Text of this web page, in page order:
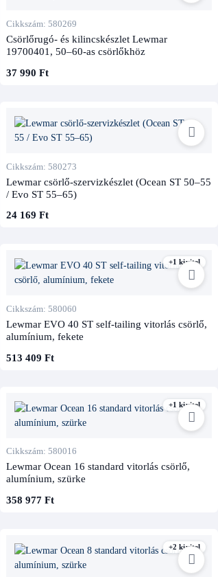
Cikkszám: 580269
Csörlőrugó- és kilincskészlet Lewmar
19700401, 50–60-as csörlőkhöz
37 990 Ft
Cikkszám: 580273
Lewmar csörlő-szervizkészlet (Ocean ST 50–55
/ Evo ST 55–65)
24 169 Ft
+1 kivitel
Cikkszám: 580060
Lewmar EVO 40 ST self-tailing vitorlás csörlő,
alumínium, fekete
513 409 Ft
+1 kivitel
Cikkszám: 580016
Lewmar Ocean 16 standard vitorlás csörlő,
alumínium, szürke
358 977 Ft
+2 kivitel